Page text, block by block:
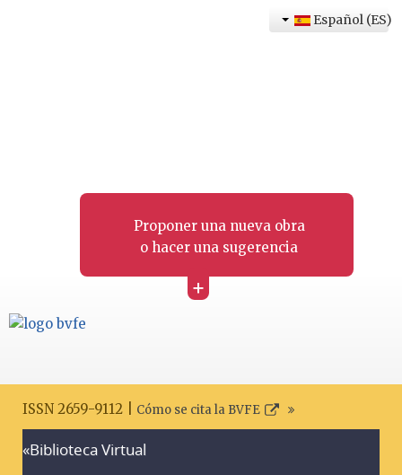
Proponer una nueva obra
o hacer una sugerencia
+
Español (ES)
ISSN 2659-9112 | Cómo se cita la BVFE
«Biblioteca Virtual